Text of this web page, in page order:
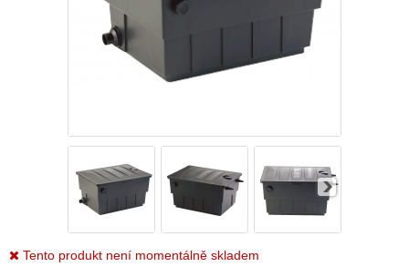
Tento produkt není momentálně skladem